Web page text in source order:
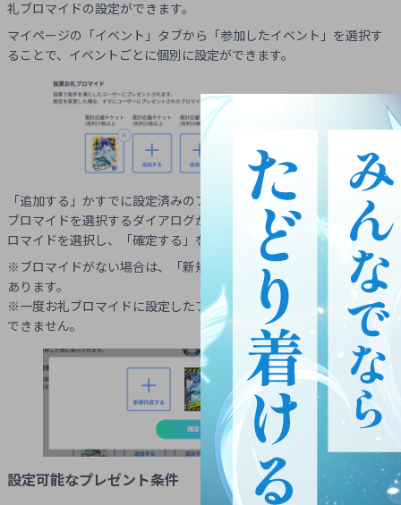
礼ブロマイドの設定ができます。
マイページの「イベント」タブから「参加したイベント」を選択す
ることで、イベントごとに個別に設定ができます。
「追加する」かすでに設定済みのブロマイドを押すと、作成済みの
ブロマイドを選択するダイアログが表示されます。ダイアログでブ
ロマイドを選択し、「確定する」を押すことで設定が完了します。
※ブロマイドがない場合は、「新規作成する」より作成する必要が
あります。
※一度お礼ブロマイドに設定したブロマイドを再度設定することは
できません。
設定可能なプレゼント条件